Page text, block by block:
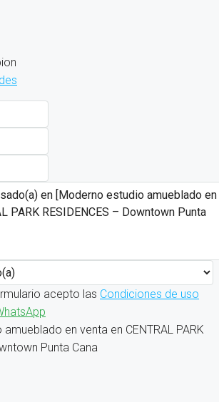
acepto las Condiciones de uso